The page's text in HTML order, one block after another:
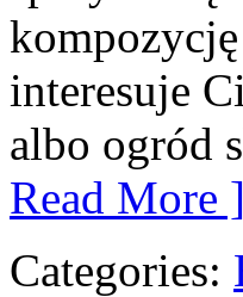
interesuje
albo ogród
Read More ]
Categories: